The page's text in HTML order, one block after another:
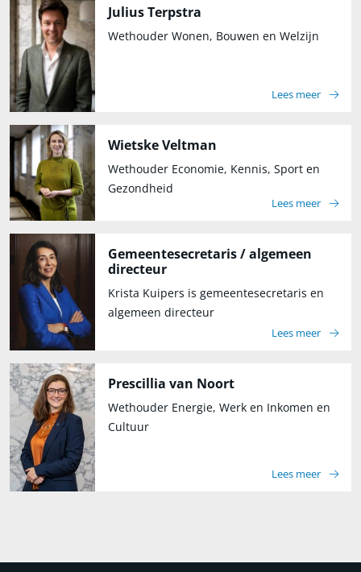
Julius Terpstra
Wethouder Wonen, Bouwen en Welzijn
Lees meer
Wietske Veltman
Wethouder Economie, Kennis, Sport en
Gezondheid
Lees meer
Gemeentesecretaris / algemeen
directeur
Krista Kuipers is gemeentesecretaris en
algemeen directeur
Lees meer
Prescillia van Noort
Wethouder Energie, Werk en Inkomen en
Cultuur
Lees meer